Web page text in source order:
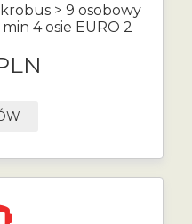
> 9 osobowy
4 osie EURO 2